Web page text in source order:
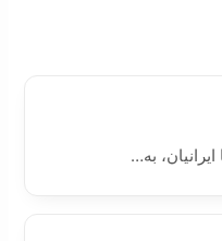
به…